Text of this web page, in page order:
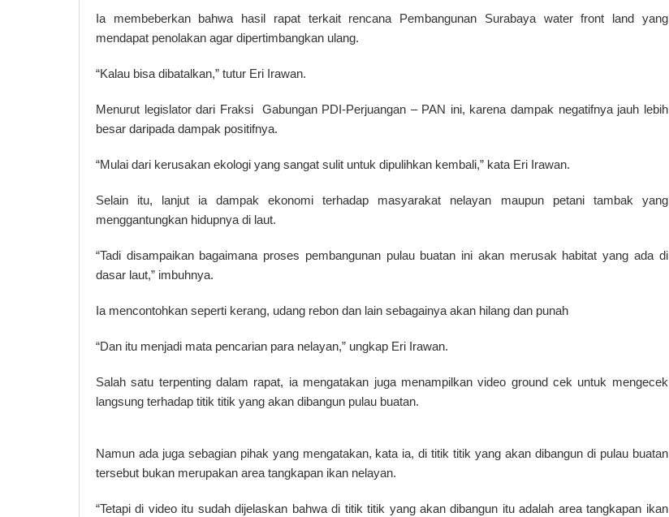
Ia membeberkan bahwa hasil rapat terkait rencana Pembangunan Surabaya water front land yang
mendapat penolakan agar dipertimbangkan ulang.
“Kalau bisa dibatalkan,” tutur Eri Irawan.
Menurut legislator dari Fraksi Gabungan PDI-Perjuangan – PAN ini, karena dampak negatifnya jauh lebih
besar daripada dampak positifnya.
“Mulai dari kerusakan ekologi yang sangat sulit untuk dipulihkan kembali,” kata Eri Irawan.
Selain itu, lanjut ia dampak ekonomi terhadap masyarakat nelayan maupun petani tambak yang
menggantungkan hidupnya di laut.
“Tadi disampaikan bagaimana proses pembangunan pulau buatan ini akan merusak habitat yang ada di
dasar laut,” imbuhnya.
Ia mencontohkan seperti kerang, udang rebon dan lain sebagainya akan hilang dan punah
“Dan itu menjadi mata pencarian para nelayan,” ungkap Eri Irawan.
Salah satu terpenting dalam rapat, ia mengatakan juga menampilkan video ground cek untuk mengecek
langsung terhadap titik titik yang akan dibangun pulau buatan.
Namun ada juga sebagian pihak yang mengatakan, kata ia, di titik titik yang akan dibangun di pulau buatan
tersebut bukan merupakan area tangkapan ikan nelayan.
“Tetapi di video itu sudah dijelaskan bahwa di titik titik yang akan dibangun itu adalah area tangkapan ikan